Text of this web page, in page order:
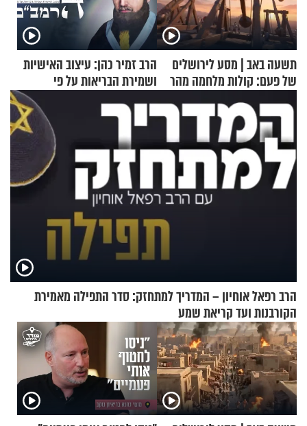
תשעה באב | מסע לירושלים
של פעם: קולות מלחמה מהר
הרב זמיר כהן: עיצוב האישיות
ושמירת הבריאות על פי
הרב רפאל אוחיון – המדריך למתחזק: סדר התפילה מאמירת
הקורבנות ועד קריאת שמע